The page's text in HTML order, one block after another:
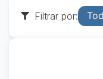
Filtrar por: